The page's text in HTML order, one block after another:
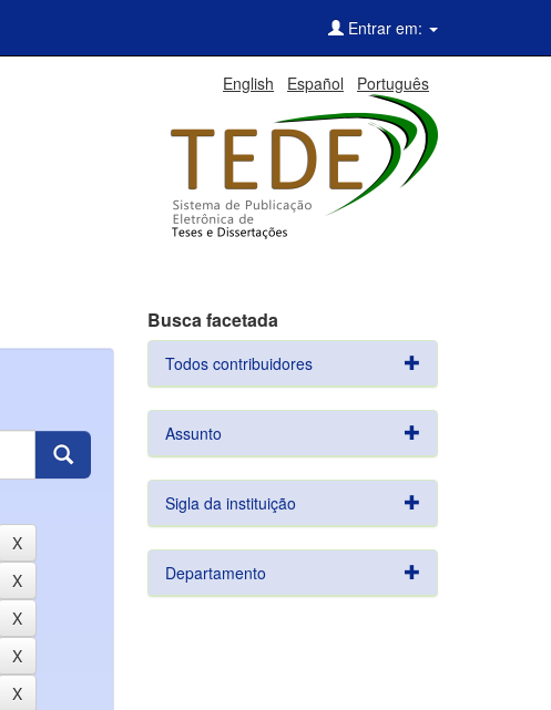
Entrar em:
English Español Português
Busca facetada
Todos contribuidores
Assunto
Sigla da instituição
Departamento